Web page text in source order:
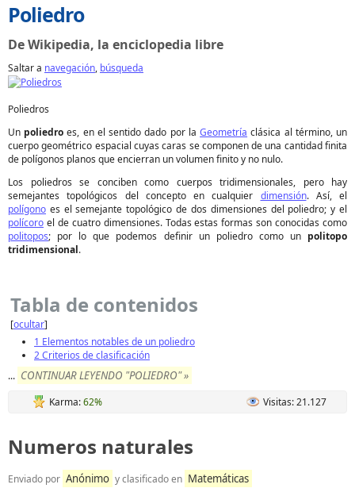
Poliedro
De Wikipedia, la enciclopedia libre
Saltar a navegación, búsqueda
Poliedros
Un poliedro es, en el sentido dado por laGeometría clásica al término, un
cuerpo geométrico espacial cuyas caras se componen de una cantidad finita
de polígonos planos que encierran un volumen finito y no nulo.
Los poliedros se conciben como cuerpos tridimensionales, pero hay
semejantes topológicos del concepto en cualquier dimensión. Así, el
polígono es el semejante topológico de dos dimensiones del poliedro; y el
polícoro el de cuatro dimensiones. Todas estas formas son conocidas como
politopos; por lo que podemos definir un poliedro como un politopo
tridimensional.
Tabla de contenidos
[ocultar]
1 Elementos notables de un poliedro
2Criterios de clasificación
... CONTINUAR LEYENDO "POLIEDRO" »
Karma:62% Visitas: 21.127
Numeros naturales
Enviado por Anónimo y clasificado en Matemáticas